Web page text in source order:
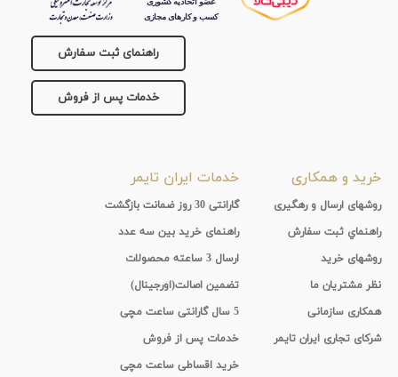
راهنمای ثبت سفارش
خدمات پس از فروش
خرید و همکاری
روشهای ارسال و رهگیری
راهنماي ثبت سفارش
روشهای خرید
نظر مشتریان ما
همکاری سازمانی
شرکای تجاری ایران تایمر
خدمات ایران تایمر
گارانتی 30 روز ضمانت بازگشت
راهنمای خرید بین سه عدد
ارسال 3 ساعته محصولات
تضمین اصالت(اورجینال)
5 سال گارانتی ساعت مچی
خدمات پس از فروش
خرید اقساطی ساعت مچی